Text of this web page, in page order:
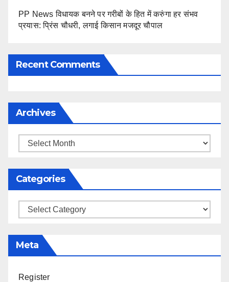
PP News विधायक बनने पर गरीबों के हित में करुंगा हर संभव
प्रयास: प्रिंस चौधरी, लगाई किसान मजदूर चौपाल
Recent Comments
Archives
Archives
Categories
Categories
Meta
Register